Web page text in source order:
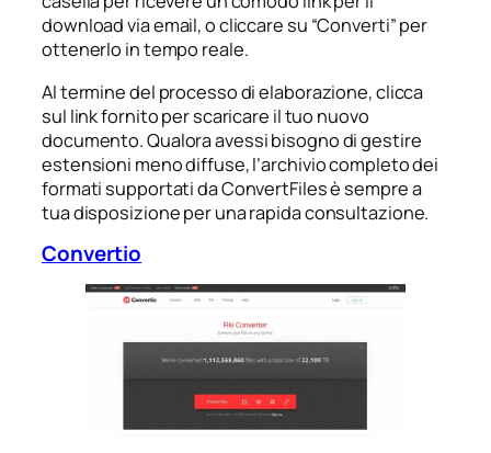
download via email, o cliccare su “Converti” per
ottenerlo in tempo reale.
Al termine del processo di elaborazione, clicca
sul link fornito per scaricare il tuo nuovo
documento. Qualora avessi bisogno di gestire
estensioni meno diffuse, l’archivio completo dei
formati supportati da ConvertFiles è sempre a
tua disposizione per una rapida consultazione.
Convertio